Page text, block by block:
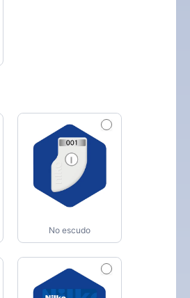
No escudo